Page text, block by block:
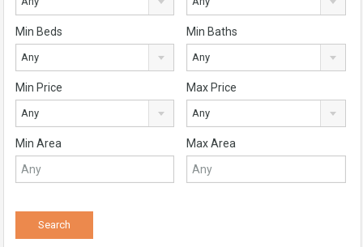
Min Beds
Any
Min Baths
Any
Min Price
Any
Max Price
Any
Min Area Max Area